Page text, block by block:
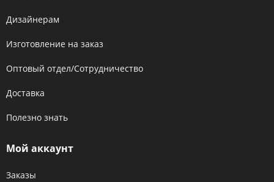
Дизайнерам
Изготовление на заказ
Оптовый отдел/Сотрудничество
Доставка
Полезно знать
Мой аккаунт
Заказы